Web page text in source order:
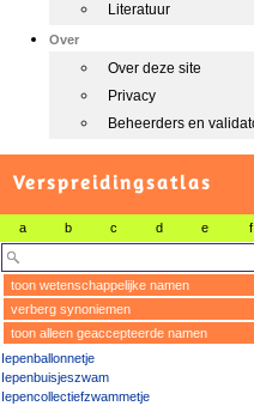
Literatuur
Over
Over deze site
Privacy
Beheerders en
Verspreidingsatlas
a b c d e f
toon wetenschappelijke namen
verberg synoniemen
toon alleen geaccepteerde namen
Iepenballonnetje
Iepenbuisjeszwam
Iepencollectiefzwammetje